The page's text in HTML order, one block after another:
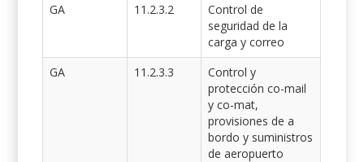
GA
11.2.3.2
Control de
seguridad de la
carga y correo
GA
11.2.3.3
Control y
protección co-mail
y co-mat,
provisiones de a
bordo y suministros
de aeropuerto